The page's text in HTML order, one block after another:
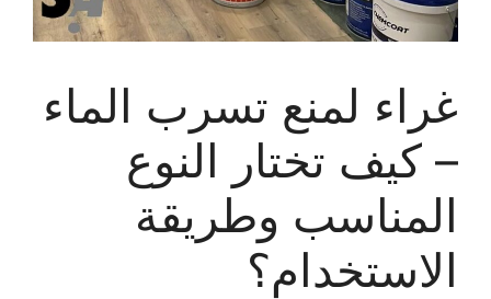
غراء لمنع تسرب الماء
– كيف تختار النوع
المناسب وطريقة
الاستخدام؟